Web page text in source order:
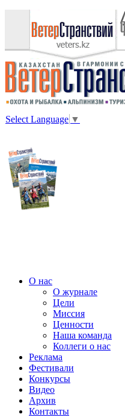
Select Language ▼
О нас
О журнале
Цели
Миссия
Ценности
Наша команда
Коллеги о нас
Реклама
Фестивали
Конкурсы
Видео
Архив
Контакты